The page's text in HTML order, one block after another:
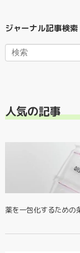
ジャーナル記事検索
人気の記事
薬を一包化するための